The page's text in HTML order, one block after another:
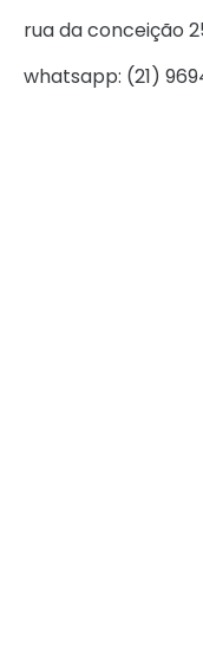
rua da conceição
whatsapp: (21)